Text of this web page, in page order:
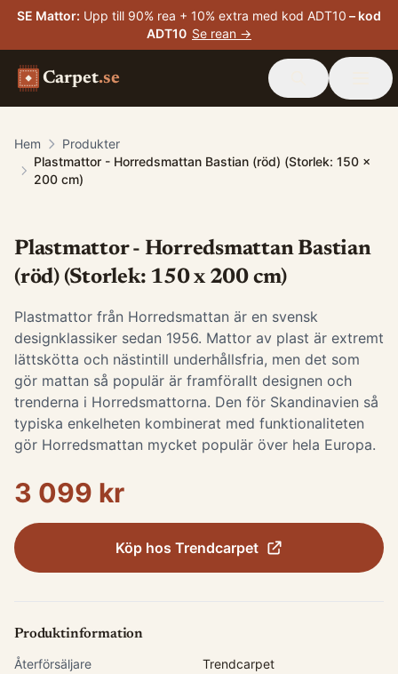
SE Mattor: Upp till 90% rea + 10% extra med kod ADT10 – kod
ADT10 Se rean →
Carpet.se
Hem
Produkter
Plastmattor - Horredsmattan Bastian (röd) (Storlek: 150 x
200 cm)
Plastmattor - Horredsmattan Bastian
(röd) (Storlek: 150 x 200 cm)
Plastmattor från Horredsmattan är en svensk
designklassiker sedan 1956. Mattor av plast är extremt
lättskötta och nästintill underhållsfria, men det som
gör mattan så populär är framförallt designen och
trenderna i Horredsmattorna. Den för Skandinavien så
typiska enkelheten kombinerat med funktionaliteten
gör Horredsmattan mycket populär över hela Europa.
3 099 kr
Köp hos Trendcarpet
Produktinformation
Återförsäljare
Trendcarpet